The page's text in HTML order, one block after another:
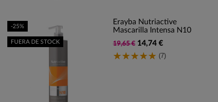
Erayba Nutriactive
Mascarilla Intensa N10
19,65 € 14,74 €
(7)
-25%
FUERA DE STOCK